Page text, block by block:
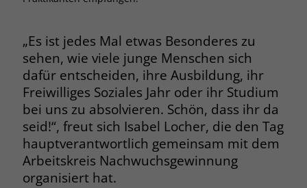
„Es ist jedes Mal etwas Besonderes zu
sehen, wie viele junge Menschen sich
dafür entscheiden, ihre Ausbildung, ihr
Freiwilliges Soziales Jahr oder ihr Studium
bei uns zu absolvieren. Schön, dass ihr da
seid!“, freut sich Isabel Locher, die den Tag
hauptverantwortlich gemeinsam mit dem
Arbeitskreis Nachwuchsgewinnung
organisiert hat.
Name PHPSESSID
Anbieter stiftung-liebenau.de
Laufzeit Session
Zweck
Behält die Zustände des Benutzers bei
allen Seitenanfragen bei.
Name cookie_optin
Zweck
Dadurch wird gewährleistet, dass
Aktionen, die bei späteren Besuchen
derselben Website durchgeführt
werden, mit derselben
Benutzerkennung verknüpft werden.
Name _clsk
Anbieter www.clarity.ms